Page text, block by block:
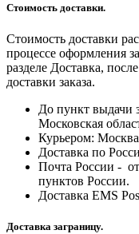
Стоимость доставки.
Стоимость доставки
процессе оформления
разделе Доставка,
доставки заказа.
До пункт выдачи
Московская
Курьером:
Доставка по
Почта России -
пунктов России.
Доставка EMS
Доставка заграницу.